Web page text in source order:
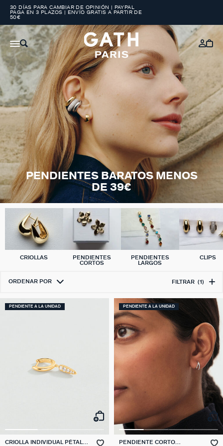
30 DÍAS PARA CAMBIAR DE OPINIÓN | PAYPAL
PAGA EN 3 PLAZOS | ENVÍO GRATIS A PARTIR DE
50€
PENDIENTES BARATOS MENOS
DE 39€
CRIOLLAS
PENDIENTES
CORTOS
PENDIENTES
LARGOS
CLIPS
ORDENAR POR FILTRAR (1)
PENDIENTE A LA UNIDAD
CRIOLLA INDIVIDUAL PÉTALO
PENDIENTE A LA UNIDAD
PENDIENTE CORTO